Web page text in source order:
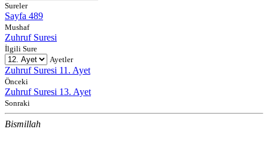
Sureler
Sayfa 489
Mushaf
Zuhruf Suresi
İlgili Sure
Ayetler
Zuhruf Suresi 11. Ayet
Önceki
Zuhruf Suresi 13. Ayet
Sonraki
Bismillah